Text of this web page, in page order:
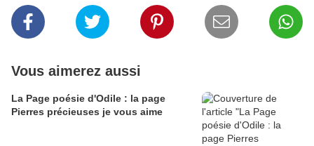
Vous aimerez aussi
La Page poésie d'Odile : la page
Pierres précieuses je vous aime